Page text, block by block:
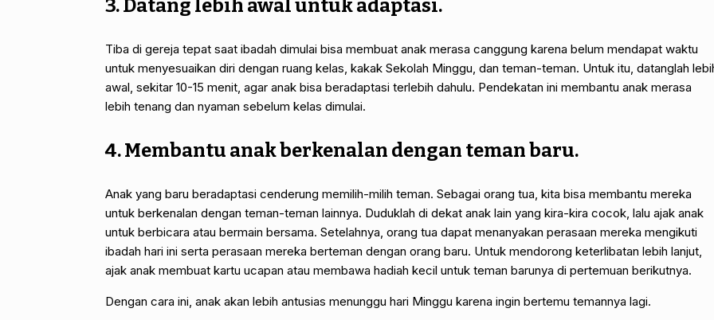
3. Datang lebih awal untuk adaptasi.
Tiba di gereja tepat saat ibadah dimulai bisa membuat anak merasa canggung karena belum mendapat waktu
untuk menyesuaikan diri dengan ruang kelas, kakak Sekolah Minggu, dan teman-teman. Untuk itu, datanglah
awal, sekitar 10-15 menit, agar anak bisa beradaptasi terlebih dahulu. Pendekatan ini membantu anak merasa
lebih tenang dan nyaman sebelum kelas dimulai.
4. Membantu anak berkenalan dengan teman baru.
Anak yang baru beradaptasi cenderung memilih-milih teman. Sebagai orang tua, kita bisa membantu mereka
untuk berkenalan dengan teman-teman lainnya. Duduklah di dekat anak lain yang kira-kira cocok, lalu ajak anak
untuk berbicara atau bermain bersama. Setelahnya, orang tua dapat menanyakan perasaan mereka mengikuti
ibadah hari ini serta perasaan mereka berteman dengan orang baru. Untuk mendorong keterlibatan lebih lanjut,
ajak anak membuat kartu ucapan atau membawa hadiah kecil untuk teman barunya di pertemuan berikutnya.
Dengan cara ini, anak akan lebih antusias menunggu hari Minggu karena ingin bertemu temannya lagi.